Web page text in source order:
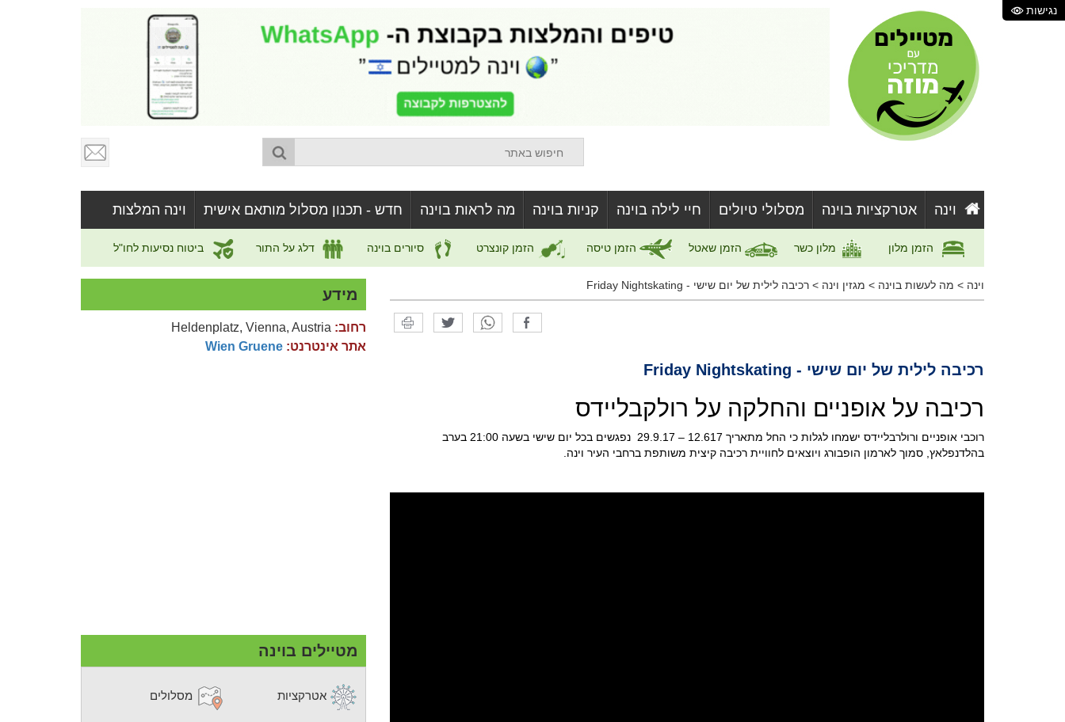
וינה אטרקציות בוינה מסלולי טיולים חיי לילה בוינה קניות בוינה מה לראות בוינה חדש - תכנון מסלול מותאם אישית וינה המלצות
הזמן מלון מלון כשר הזמן שאטל הזמן טיסה הזמן קונצרט סיורים בוינה דלג על התור ביטוח נסיעות לחו"ל
וינה > מה לעשות בוינה > מגזין וינה > רכיבה לילית של יום שישי - Friday Nightskating
רכיבה לילית של יום שישי - Friday Nightskating
רכיבה על אופניים והחלקה על רולקבליידס
רוכבי אופניים ורולרבליידס ישמחו לגלות כי החל מתאריך 12.617 – 29.9.17 נפגשים בכל יום שישי בשעה 21:00 בערב
בהלדנפלאץ, סמוך לארמון הופבורג ויוצאים לחוויית רכיבה קיצית משותפת ברחבי העיר וינה.
מידע
רחוב:
אתר אינטרנט: Wien Gruene
מטיילים בוינה
אטרקציות מסלולים
נגישות